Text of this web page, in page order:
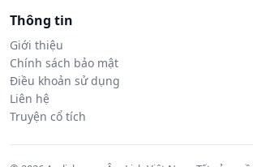
Thông tin
Giới thiệu
Chính sách bảo mật
Điều khoản sử dụng
Liên hệ
Truyện cổ tích